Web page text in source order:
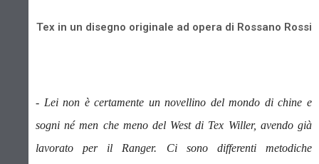
Tex in un disegno originale ad opera di Rossano Rossi
- Lei non è certamente un novellino del mondo di chine e
sogni né men che meno del West di Tex Willer, avendo già
lavorato per il Ranger. Ci sono differenti metodiche